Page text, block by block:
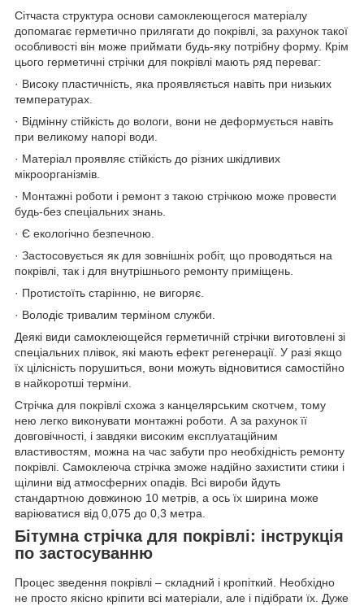
Сітчаста структура основи самоклеющегося матеріалу
допомагає герметично прилягати до покрівлі, за рахунок такої
особливості він може приймати будь-яку потрібну форму. Крім
цього герметичні стрічки для покрівлі мають ряд переваг:
· Високу пластичність, яка проявляється навіть при низьких
температурах.
· Відмінну стійкість до вологи, вони не деформується навіть
при великому напорі води.
· Матеріал проявляє стійкість до різних шкідливих
мікроорганізмів.
· Монтажні роботи і ремонт з такою стрічкою може провести
будь-без спеціальних знань.
· Є екологічно безпечною.
· Застосовується як для зовнішніх робіт, що проводяться на
покрівлі, так і для внутрішнього ремонту приміщень.
· Протистоїть старінню, не вигоряє.
· Володіє тривалим терміном служби.
Деякі види самоклеющейся герметичній стрічки виготовлені зі
спеціальних плівок, які мають ефект регенерації. У разі якщо
їх цілісність порушиться, вони можуть відновитися самостійно
в найкоротші терміни.
Стрічка для покрівлі схожа з канцелярським скотчем, тому
нею легко виконувати монтажні роботи. А за рахунок її
довговічності, і завдяки високим експлуатаційним
властивостям, можна на час забути про необхідність ремонту
покрівлі. Самоклеюча стрічка зможе надійно захистити стики і
щілини від атмосферних опадів. Всі вироби йдуть
стандартною довжиною 10 метрів, а ось їх ширина може
варіюватися від 0,075 до 0,3 метра.
Бітумна стрічка для покрівлі: інструкція
по застосуванню
Процес зведення покрівлі – складний і кропіткий. Необхідно
не просто якісно кріпити всі матеріали, але і підібрати їх. Дуже